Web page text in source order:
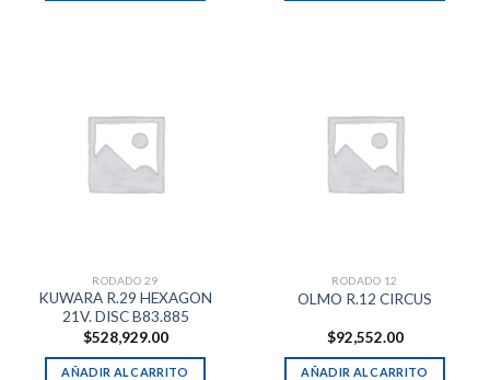
RODADO 29
KUWARA R.29 HEXAGON
21V. DISC B83.885
$528,929.00
AÑADIR AL CARRITO
RODADO 12
OLMO R.12 CIRCUS
$92,552.00
AÑADIR AL CARRITO